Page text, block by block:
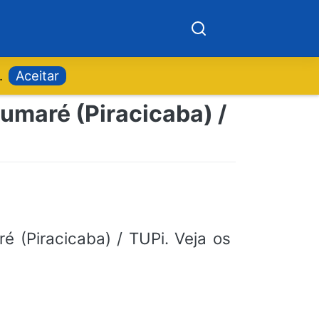
Aceitar
(Piracicaba) /
(Piracicaba) / TUPi. Veja os